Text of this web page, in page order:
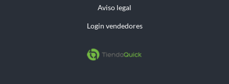
Aviso legal
Login vendedores